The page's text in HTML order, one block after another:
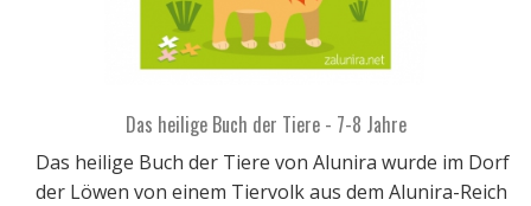
Das heilige Buch der Tiere - 7-8 Jahre
Das heilige Buch der Tiere von Alunira wurde im Dorf
der Löwen von einem Tiervolk aus dem Alunira-Reich